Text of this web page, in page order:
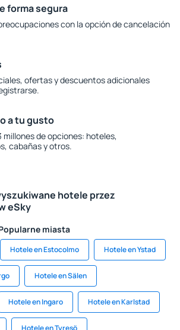
forma segura
con la opción de cancelación
ofertas y descuentos adicionales
a tu gusto
millones de opciones: hoteles,
cabañas y otros.
hotele przez
eSky
miasta
Hotele en Estocolmo Hotele en Ystad
Hotele en Sälen
Hotele en Ingaro Hotele en Karlstad
Hotele en Tyresö